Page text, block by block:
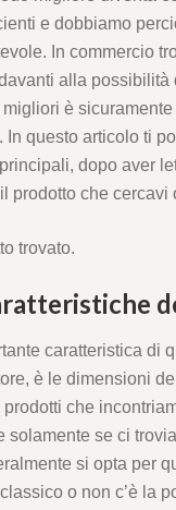
e dobbiamo
In commercio
alla
è
In questo articolo ti
dopo aver
prodotto che cercavi
trovato.
caratteristica di
è le dimensioni
prodotti che
solamente se ci
si opta per
o non c’è la